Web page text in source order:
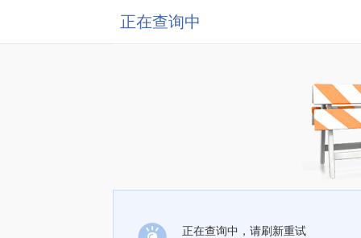
正在查询中
正在查询中，请刷新重试